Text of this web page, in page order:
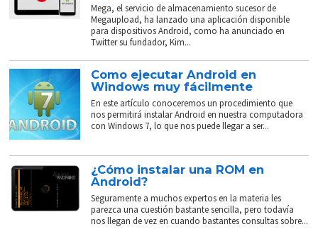
Mega, el servicio de almacenamiento sucesor de
Megaupload, ha lanzado una aplicación disponible
para dispositivos Android, como ha anunciado en
Twitter su fundador, Kim...
Como ejecutar Android en
Windows muy fácilmente
En este artículo conoceremos un procedimiento que
nos permitirá instalar Android en nuestra computadora
con Windows 7, lo que nos puede llegar a ser...
¿Cómo instalar una ROM en
Android?
Seguramente a muchos expertos en la materia les
parezca una cuestión bastante sencilla, pero todavía
nos llegan de vez en cuando bastantes consultas sobre...